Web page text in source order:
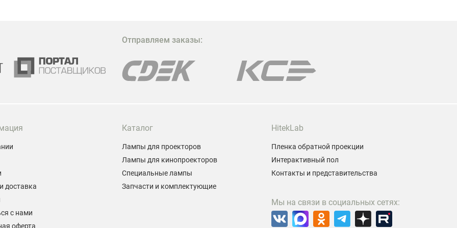
Гарантия на все лампы!
Отправляем заказы:
доставка
с нами
оферта
Каталог
Лампы для проекторов
Лампы для кинопроекторов
Специальные лампы
Запчасти и комплектующие
HitekLab
Пленка обратной проекции
Интерактивный пол
Контакты и представительства
Мы на связи в социальных сетях: